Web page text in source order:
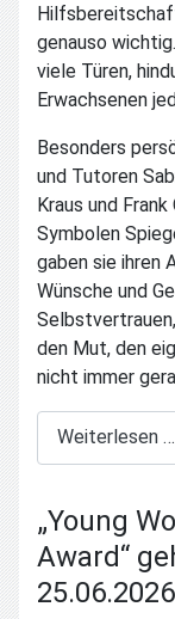
genauso
viele Türen,
Erwachsenen
Besonders
und Tutoren
Kraus und
Symbolen
gaben sie ihren
Wünsche und
den Mut, den
nicht immer
Weiterlesen …
„Young
Award“
25.06.2026